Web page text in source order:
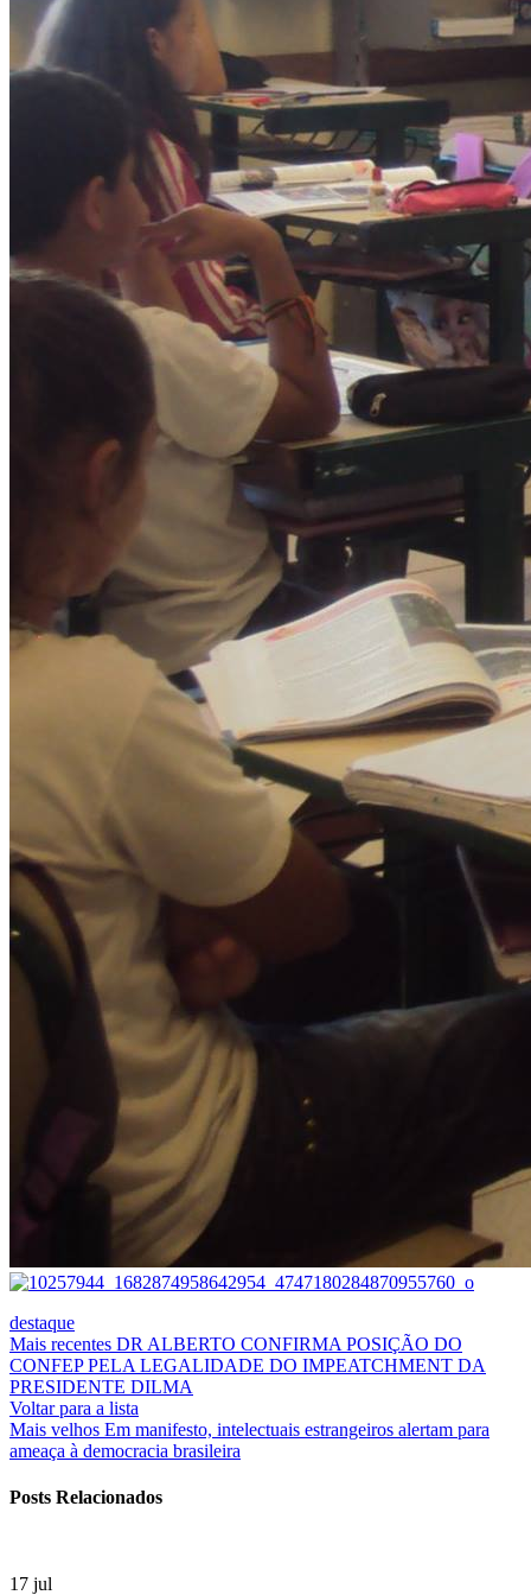
destaque
Mais recentes DR ALBERTO CONFIRMA POSIÇÃO DO
CONFEP PELA LEGALIDADE DO IMPEATCHMENT DA
PRESIDENTE DILMA
Voltar para a lista
Mais velhos Em manifesto, intelectuais estrangeiros alertam para
ameaça à democracia brasileira
Posts Relacionados
17 jul